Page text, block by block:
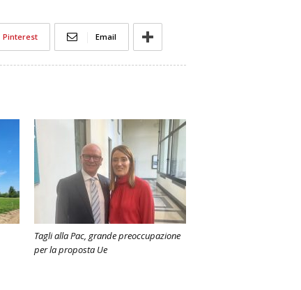
Pinterest Email
Tagli alla Pac, grande preoccupazione
per la proposta Ue